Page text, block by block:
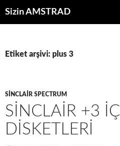
Sizin AMSTRAD
Etiket arşivi: plus 3
SINCLAIR SPECTRUM
SINCLAIR +3
DISKETLERI